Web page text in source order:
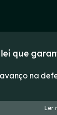
que
na
Ler